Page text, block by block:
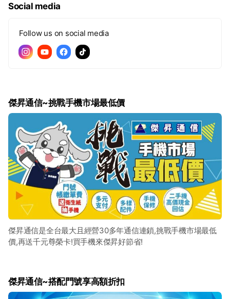
Social media
Follow us on social media
傑昇通信~挑戰手機市場最低價
傑昇通信是全台最大且經營30多年通信連鎖,挑戰手機市場最低
價,再送千元尊榮卡!買手機來傑昇好節省!
傑昇通信~搭配門號享高額折扣